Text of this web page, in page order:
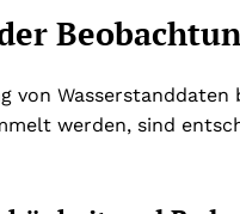
von Wasserstanddaten
werden, sind